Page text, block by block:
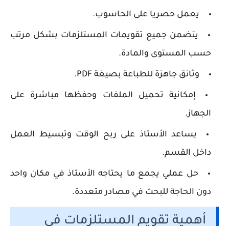
يعمل حصريا على الحاسوب.
يتضمن جميع تقويمات المستلزمات بشكل مرتب
حسب المستوى والمادة.
وثائق جاهزة للطباعة بصيغة PDF.
إمكانية تحميل الملفات وحفظها مباشرة على
الجهاز.
يساعد الأستاذ على ربح الوقت وتبسيط العمل
داخل القسم.
حل عملي يجمع ما يحتاجه الأستاذ في مكان واحد
دون الحاجة للبحث في مصادر متعددة.
أهمية تقويم المستلزمات في